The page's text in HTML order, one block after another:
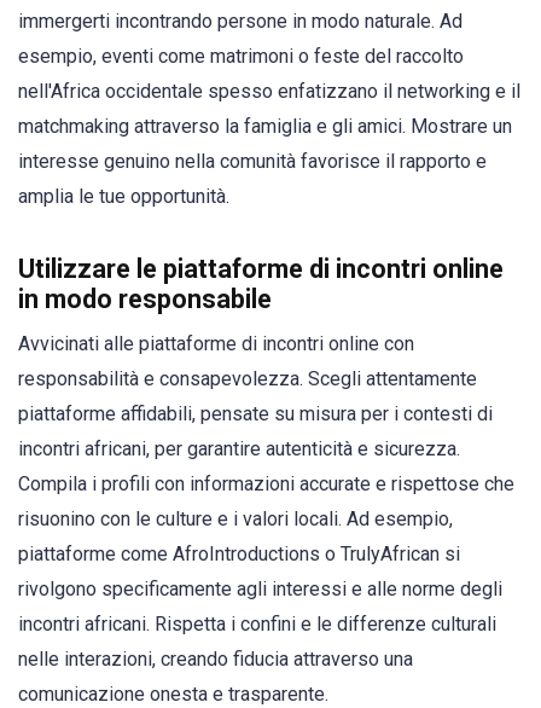
immergerti incontrando persone in modo naturale. Ad
esempio, eventi come matrimoni o feste del raccolto
nell'Africa occidentale spesso enfatizzano il networking e il
matchmaking attraverso la famiglia e gli amici. Mostrare un
interesse genuino nella comunità favorisce il rapporto e
amplia le tue opportunità.
Utilizzare le piattaforme di incontri online
in modo responsabile
Avvicinati alle piattaforme di incontri online con
responsabilità e consapevolezza. Scegli attentamente
piattaforme affidabili, pensate su misura per i contesti di
incontri africani, per garantire autenticità e sicurezza.
Compila i profili con informazioni accurate e rispettose che
risuonino con le culture e i valori locali. Ad esempio,
piattaforme come AfroIntroductions o TrulyAfrican si
rivolgono specificamente agli interessi e alle norme degli
incontri africani. Rispetta i confini e le differenze culturali
nelle interazioni, creando fiducia attraverso una
comunicazione onesta e trasparente.